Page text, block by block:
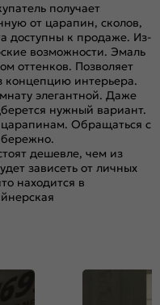
получает
от царапин, сколов,
доступны к продаже. Из-
возможности. Эмаль
оттенков. Позволяет
концепцию интерьера.
элегантной. Даже
нужный вариант.
Обращаться с
дешевле, чем из
зависеть от личных
находится в